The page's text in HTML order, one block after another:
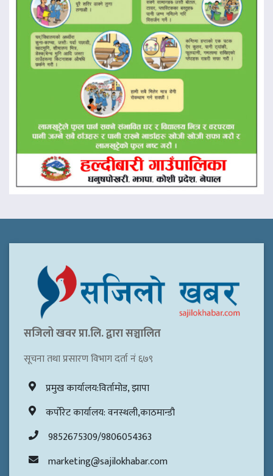
सजिलो खवर प्रा.लि. द्वारा सञ्चालित
सूचना तथा प्रसारण विभाग दर्ता नं ६७९
प्रमुख कार्यालय:विर्तामोड, झापा
कर्पोरेट कार्यालय: वनस्थली,काठमान्डौ
9852675309/9806054363
marketing@sajilokhabar.com